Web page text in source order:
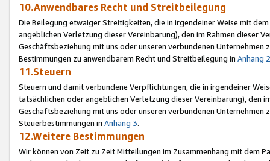
10.Anwendbares Recht und Streitbeilegung
Die Beilegung etwaiger Streitigkeiten, die in irgendeiner Weise mit
angeblichen Verletzung dieser Vereinbarung), den im Rahmen dieser
Geschäftsbeziehung mit uns oder unseren verbundenen
Bestimmungen zu anwendbarem Recht und Streitbeilegung in Anhang 2
11.Steuern
Steuern und damit verbundene Verpflichtungen, die in irgendeiner
tatsächlichen oder angeblichen Verletzung dieser Vereinbarung), den
Geschäftsbeziehung mit uns oder unseren verbundenen
Steuerbestimmungen in Anhang 3.
12.Weitere Bestimmungen
Wir können von Zeit zu Zeit Mitteilungen im Zusammenhang mit dem